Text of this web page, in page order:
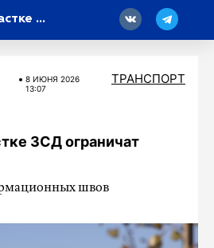
На Южном участке ЗСД ограничат движение
8 ИЮНЯ 2026
13:07
ТРАНСПОРТ
ЗСД ограничат
швов